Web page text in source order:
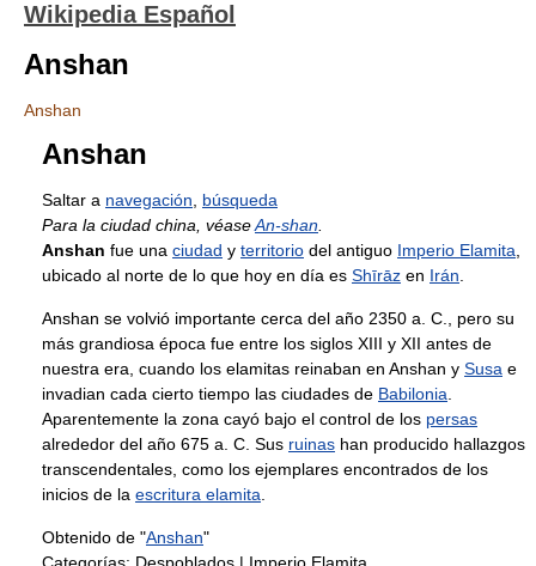
Wikipedia Español
Anshan
Anshan
Anshan
Saltar a navegación
búsqueda
Para la ciudad china, véaseAn-shan
Anshan fue una ciudad y territorio del antiguo Imperio Elamita
ubicado al norte de lo que hoy en día es Shīrāz en Irán
Anshan se volvió importante сerca del año 2350 a. C., pero su
más grandiosa época fue entre los siglos XIII y XII antes de
nuestra era, cuando los elamitas reinaban en Anshan y Susa e
invadian cada cierto tiempo las ciudades de Babilonia
Aparentemente la zona cayó bajo el control de los persas
alrededor del año 675 a. C. Sus ruinas han producido hallazgos
transcendentales, como los ejemplares encontrados de los
inicios de la escritura elamita
Obtenido de "Anshan"